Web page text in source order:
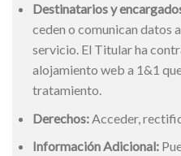
Destinatarios y
ceden o comunican datos
servicio. El Titular ha
alojamiento web a 1&1
tratamiento.
Derechos: Acceder,
Información Adicional: